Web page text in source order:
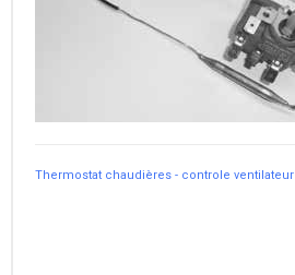
Thermostat chaudières - controle ventilateur